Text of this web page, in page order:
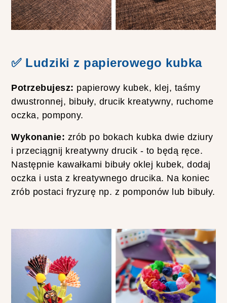
✅ Ludziki z papierowego kubka
Potrzebujesz: papierowy kubek, klej, taśmy
dwustronnej, bibuły, drucik kreatywny, ruchome
oczka, pompony.
Wykonanie: zrób po bokach kubka dwie dziury
i przeciągnij kreatywny drucik - to będą ręce.
Następnie kawałkami bibuły oklej kubek, dodaj
oczka i usta z kreatywnego drucika. Na koniec
zrób postaci fryzurę np. z pomponów lub bibuły.